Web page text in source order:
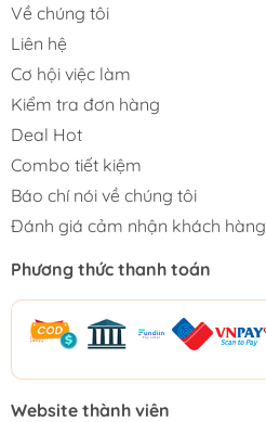
Về chúng tôi
Liên hệ
Cơ hội việc làm
Kiểm tra đơn hàng
Deal Hot
Combo tiết kiệm
Báo chí nói về chúng tôi
Đánh giá cảm nhận khách hàng
Phương thức thanh toán
Website thành viên